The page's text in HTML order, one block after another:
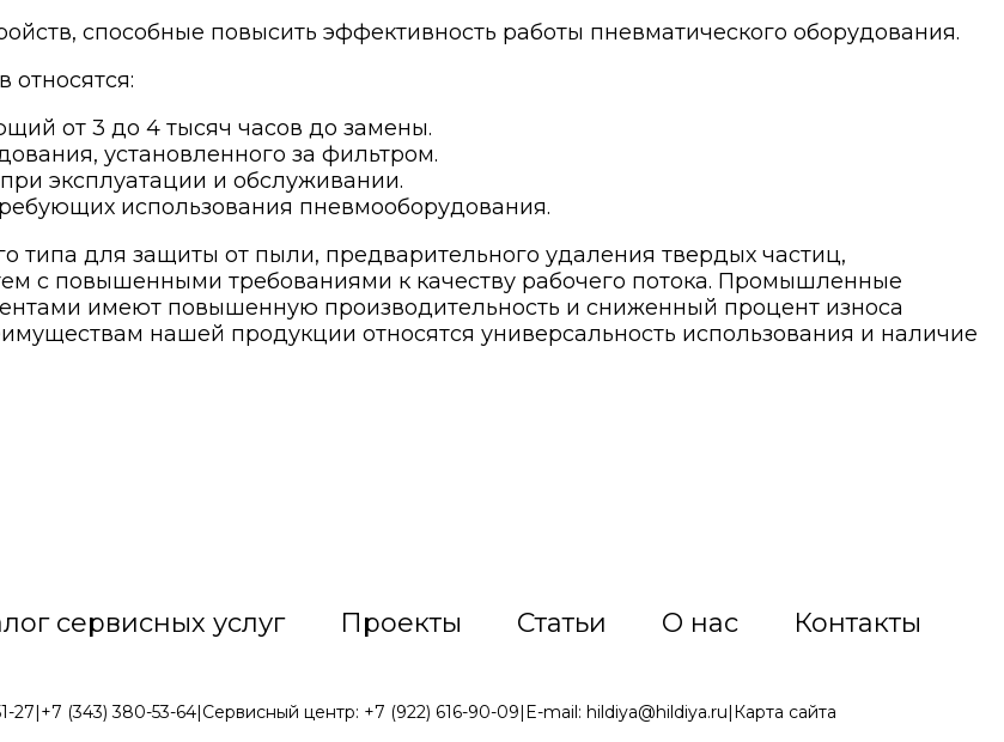
способные повысить эффективность работы пневматического оборудования.
относятся:
от 3 до 4 тысяч часов до замены.
установленного за фильтром.
эксплуатации и обслуживании.
использования пневмооборудования.
типа для защиты от пыли, предварительного удаления твердых частиц,
с повышенными требованиями к качеству рабочего потока. Промышленные
имеют повышенную производительность и сниженный процент износа
нашей продукции относятся универсальность использования и наличие
сервисных услуг Проекты Статьи О нас Контакты
27 +7 (343) 380-53-64 Сервисный центр: +7 (922) 616-90-09 E-mail: hildiya@hildiya.ru Карта сайта